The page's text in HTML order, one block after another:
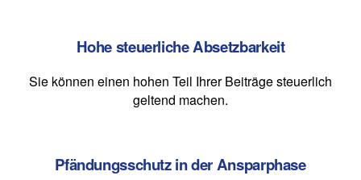
Hohe steuerliche Absetzbarkeit
Sie können einen hohen Teil Ihrer Beiträge steuerlich
geltend machen.
Pfändungsschutz in der Ansparphase